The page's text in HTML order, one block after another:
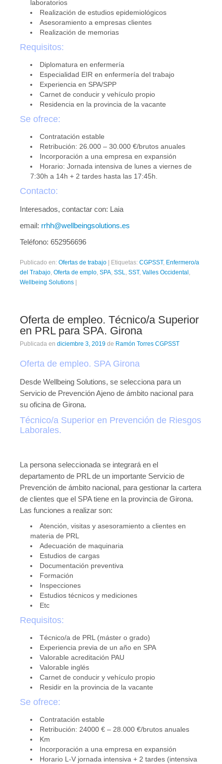
laboratorios
Realización de estudios epidemiológicos
Asesoramiento a empresas clientes
Realización de memorias
Requisitos:
Diplomatura en enfermería
Especialidad EIR en enfermería del trabajo
Experiencia en SPA/SPP
Carnet de conducir y vehículo propio
Residencia en la provincia de la vacante
Se ofrece:
Contratación estable
Retribución: 26.000 – 30.000 €/brutos anuales
Incorporación a una empresa en expansión
Horario: Jornada intensiva de lunes a viernes de
7:30h a 14h + 2 tardes hasta las 17:45h.
Contacto:
Interesados, contactar con: Laia
email: rrhh@wellbeingsolutions.es
Teléfono: 652956696
Publicado en: Ofertas de trabajo | Etiquetas: CGPSST, Enfermero/a
del Trabajo Oferta de emplo SPA SSL SST, Valles Occidental
Wellbeing Solutions |
Oferta de empleo. Técnico/a Superior
en PRL para SPA. Girona
Publicada en diciembre 3, 2019 de Ramón Torres CGPSST
Oferta de empleo. SPA Girona
Desde Wellbeing Solutions, se selecciona para un
Servicio de Prevención Ajeno de ámbito nacional para
su oficina de Girona.
Técnico/a Superior en Prevención de Riesgos
Laborales.
La persona seleccionada se integrará en el
departamento de PRL de un importante Servicio de
Prevención de ámbito nacional, para gestionar la cartera
de clientes que el SPA tiene en la provincia de Girona.
Las funciones a realizar son:
Atención, visitas y asesoramiento a clientes en
materia de PRL
Adecuación de maquinaria
Estudios de cargas
Documentación preventiva
Formación
Inspecciones
Estudios técnicos y mediciones
Etc
Requisitos:
Técnico/a de PRL (máster o grado)
Experiencia previa de un año en SPA
Valorable acreditación PAU
Valorable inglés
Carnet de conducir y vehículo propio
Residir en la provincia de la vacante
Se ofrece:
Contratación estable
Retribución: 24000 € – 28.000 €/brutos anuales
Km
Incorporación a una empresa en expansión
Horario L-V jornada intensiva + 2 tardes (intensiva